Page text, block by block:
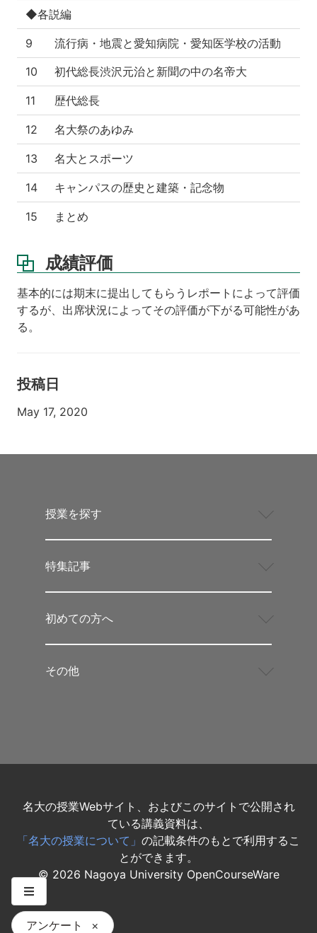
◆各説編
9
流行病・地震と愛知病院・愛知医学校の活動
10
初代総長渋沢元治と新聞の中の名帝大
11 歴代総長
12 名大祭のあゆみ
13 名大とスポーツ
14 キャンパスの歴史と建築・記念物
15 まとめ
成績評価
基本的には期末に提出してもらうレポートによって評価
するが、出席状況によってその評価が下がる可能性があ
る。
投稿日
May 17, 2020
アンケート ×
授業を探す
特集記事
初めての方へ
その他
名大の授業Webサイト、およびこのサイトで公開され
ている講義資料は、
「名大の授業について」 の記載条件のもとで利用するこ
とができます。
© 2026 Nagoya University OpenCourseWare